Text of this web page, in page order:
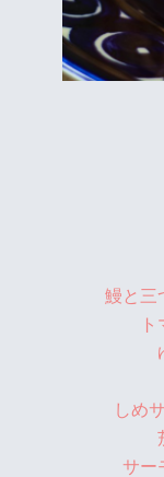
鰻と三
しめ
サー